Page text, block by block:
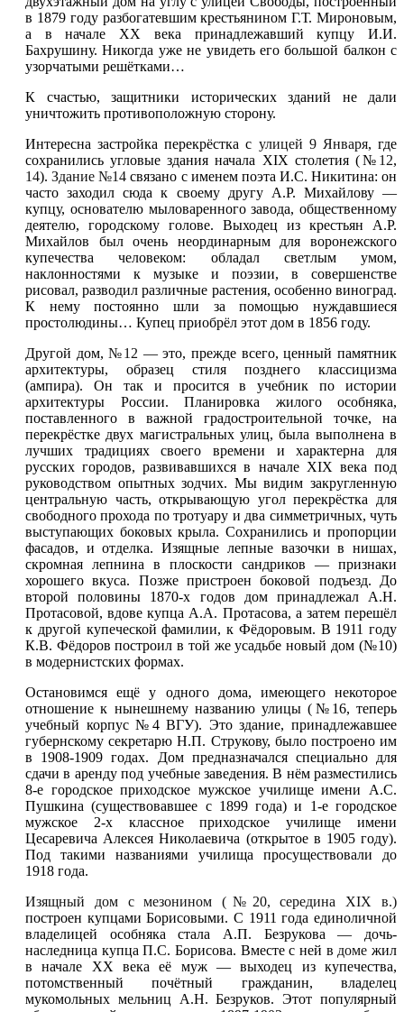
в 1879 году разбогатевшим крестьянином Г.Т. Мироновым,
а в начале XX века принадлежавший купцу И.И.
Бахрушину. Никогда уже не увидеть его большой балкон с
узорчатыми решётками…
К счастью, защитники исторических зданий не дали
уничтожить противоположную сторону.
Интересна застройка перекрёстка с улицей 9 Января, где
сохранились угловые здания начала XIX столетия (№ 12,
14).Здание №14 связано с именем поэта И.С. Никитина: он
часто заходил сюда к своему другу А.Р. Михайлову —
купцу, основателю мыловаренного завода, общественному
деятелю, городскому голове. Выходец из крестьян А.Р.
Михайлов был очень неординарным для воронежского
купечества человеком: обладал светлым умом,
наклонностями к музыке и поэзии, в совершенстве
рисовал, разводил различные растения, особенно виноград.
К нему постоянно шли за помощью нуждавшиеся
простолюдины… Купец приобрёл этот дом в 1856 году.
Другой дом,№12 — это, прежде всего, ценный памятник
архитектуры, образец стиля позднего классицизма
(ампира). Он так и просится в учебник по истории
архитектуры России. Планировка жилого особняка,
поставленного в важной градостроительной точке, на
перекрёстке двух магистральных улиц, была выполнена в
лучших традициях своего времени и характерна для
русских городов, развивавшихся в начале XIX века под
руководством опытных зодчих. Мы видим закругленную
центральную часть, открывающую угол перекрёстка для
свободного прохода по тротуару и два симметричных, чуть
выступающих боковых крыла. Сохранились и пропорции
фасадов, и отделка. Изящные лепные вазочки в нишах,
скромная лепнина в плоскости сандриков — признаки
хорошего вкуса. Позже пристроен боковой подъезд. До
второй половины 1870-х годов дом принадлежал А.Н.
Протасовой, вдове купца А.А. Протасова, а затем перешёл
к другой купеческой фамилии, к Фёдоровым. В 1911 году
К.В. Фёдоров построил в той же усадьбе новый дом (№10)
в модернистских формах.
Остановимся ещё у одного дома, имеющего некоторое
отношение к нынешнему названию улицы (№16, теперь
учебный корпус №4 ВГУ). Это здание, принадлежавшее
губернскому секретарю Н.П. Струкову, было построено им
в 1908-1909 годах. Дом предназначался специально для
сдачи в аренду под учебные заведения. В нём разместились
8-е городское приходское мужское училище имени А.С.
Пушкина (существовавшее с 1899 года) и 1-е городское
мужское 2-х классное приходское училище имени
Цесаревича Алексея Николаевича (открытое в 1905 году).
Под такими названиями училища просуществовали до
1918 года.
Изящный дом с мезонином (№20, середина XIX в.)
построен купцами Борисовыми. С 1911 года единоличной
владелицей особняка стала А.П. Безрукова — дочь-
наследница купца П.С. Борисова. Вместе с ней в доме жил
в начале XX века её муж — выходец из купечества,
потомственный почётный гражданин, владелец
мукомольных мельниц А.Н. Безруков. Этот популярный